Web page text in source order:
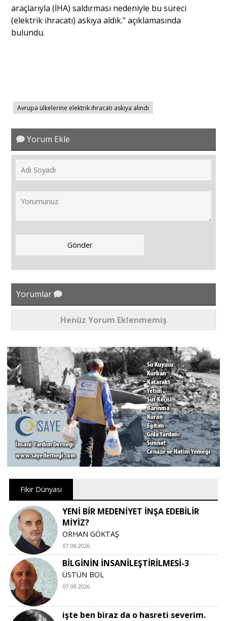
Ankara Analiz
Sağlık
araçlarıyla (İHA) saldırması nedeniyle bu süreci
(elektrik ihracatı) askıya aldık." açıklamasında
bulundu.
Avrupa ülkelerine elektrik ihracatı askıya alındı
Yorum Ekle
Yorumlar
Henüz Yorum Eklenmemiş
Fikir Dünyası
YENİ BİR MEDENİYET İNŞA EDEBİLİR
MİYİZ?
ORHAN GÖKTAŞ
07.08.2026
BİLGİNİN İNSANİLEŞTİRİLMESİ-3
ÜSTÜN BOL
07.08.2026
işte ben biraz da o hasreti severim.